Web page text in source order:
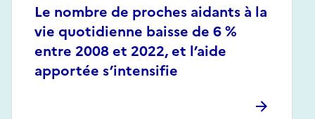
Le nombre de proches aidants à la
vie quotidienne baisse de 6 %
entre 2008 et 2022, et l’aide
apportée s’intensifie